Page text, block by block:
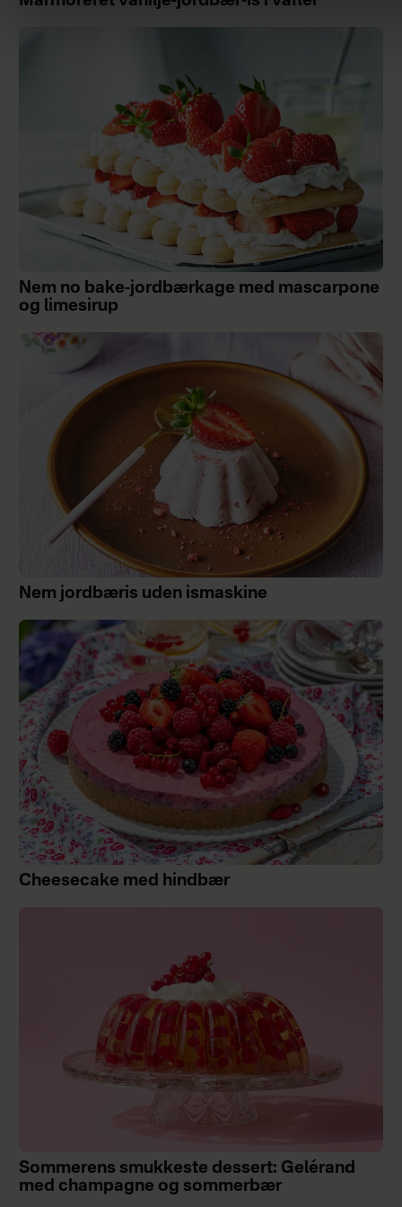
Nem no bake-jordbærkage med mascarpone
og limesirup
Nem jordbæris uden ismaskine
Cheesecake med hindbær
Sommerens smukkeste dessert: Gelérand
med champagne og sommerbær